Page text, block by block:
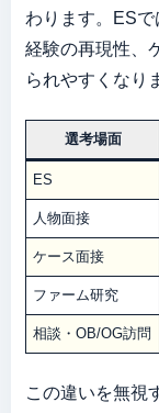
わります。ES
経験の再現性、
られやすくなり
選考場面
ES
人物面接
ケース面接
ファーム研究
相談・OB/OG訪問
この違いを無視